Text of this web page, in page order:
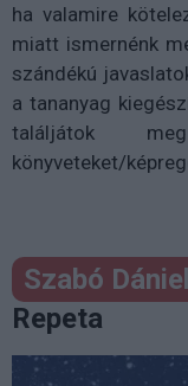
ha valamire
miatt ismernénk
szándékú
a tananyag
találjátok
könyveteket/
Szabó Dániel
Repeta